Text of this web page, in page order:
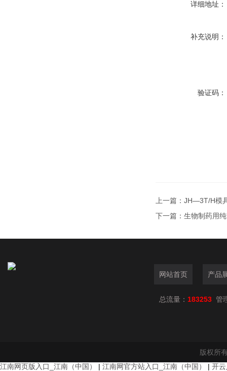
详细地址：
补充说明：
验证码：
上一篇： JH—3T/H模
下一篇： 生物制药用
网站首页 产品
总流量： 183253 管
版权所
江南网页版入口_江南（中国）
| 江南网官方站入口_江南（中国） | 开